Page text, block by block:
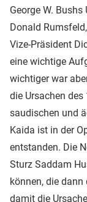
George W.
Donald
Vize-Präsident
eine wichtige
wichtiger war
die Ursachen
saudischen und
Kaida ist in der
entstanden. Die
Sturz Saddam
können, die
damit die